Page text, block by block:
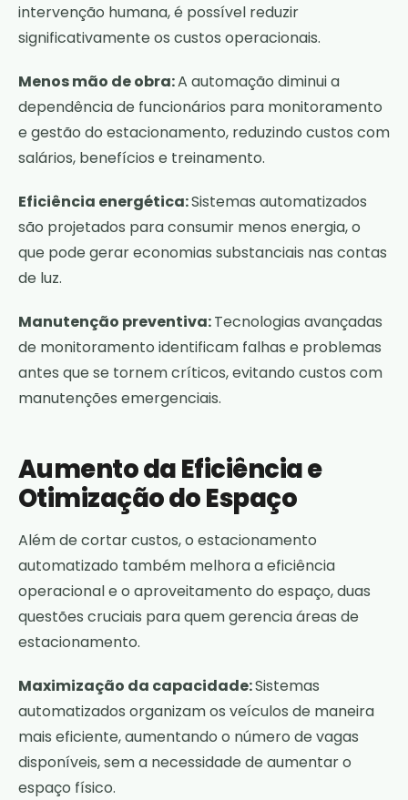
intervenção humana, é possível reduzir
significativamente os custos operacionais.
Menos mão de obra:A automação diminui a
dependência de funcionários para monitoramento
e gestão do estacionamento, reduzindo custos com
salários, benefícios e treinamento.
Eficiência energética:Sistemas automatizados
são projetados para consumir menos energia, o
que pode gerar economias substanciais nas contas
de luz.
Manutenção preventiva:Tecnologias avançadas
de monitoramento identificam falhas e problemas
antes que se tornem críticos, evitando custos com
manutenções emergenciais.
Aumento da Eficiência e
Otimização do Espaço
Além de cortar custos, o estacionamento
automatizado também melhora a eficiência
operacional e o aproveitamento do espaço, duas
questões cruciais para quem gerencia áreas de
estacionamento.
Maximização da capacidade:Sistemas
automatizados organizam os veículos de maneira
mais eficiente, aumentando o número de vagas
disponíveis, sem a necessidade de aumentar o
espaço físico.